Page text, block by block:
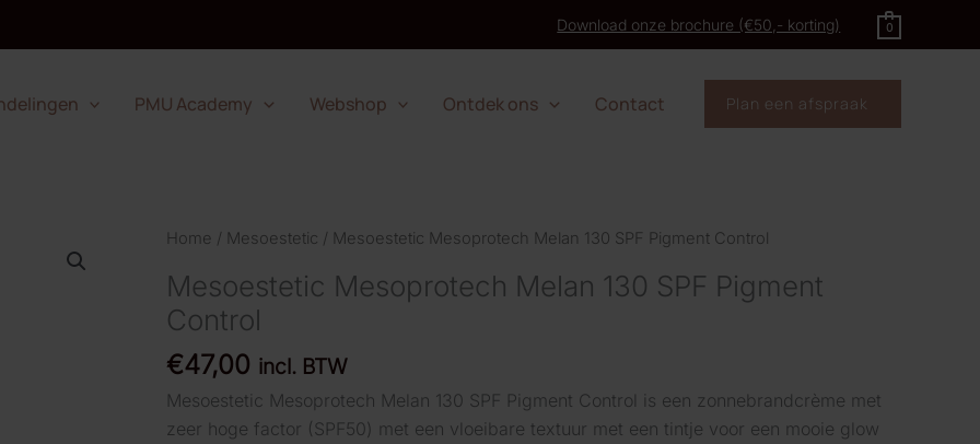
Download onze brochure (€50,- korting) 0
PMU Academy Webshop Ontdek ons Contact Plan een afspraak
Home / Mesoestetic / Mesoestetic Mesoprotech Melan 130 SPF Pigment Control
Mesoestetic Mesoprotech Melan 130 SPF Pigment
Control
€47,00 incl. BTW
Mesoestetic Mesoprotech Melan 130 SPF Pigment Control is een zonnebrandcrème met
zeer hoge factor (SPF50) met een vloeibare textuur met een tintje voor een mooie glow
Pigment